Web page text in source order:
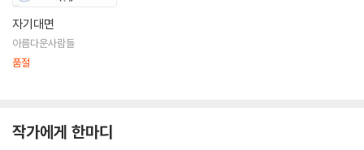
자기대면
아름다운사람들
품절
작가에게 한마디